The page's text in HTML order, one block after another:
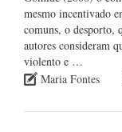
mesmo incentivado
comuns, o desporto,
autores consideram
violento e …
Maria Fontes